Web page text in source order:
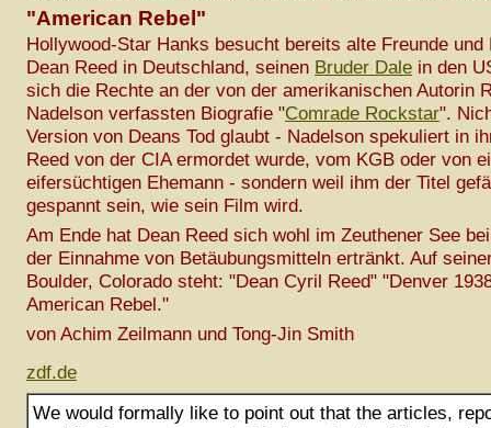
"American Rebel"
Hollywood-Star Hanks besucht bereits alte Freunde und
Dean Reed in Deutschland, seinen Bruder Dale in den
sich die Rechte an der von der amerikanischen Autorin
Nadelson verfassten Biografie "Comrade Rockstar".
Version von Deans Tod glaubt - Nadelson spekuliert in
Reed von der CIA ermordet wurde, vom KGB oder von
eifersüchtigen Ehemann - sondern weil ihm der Titel
gespannt sein, wie sein Film wird.
Am Ende hat Dean Reed sich wohl im Zeuthener See
der Einnahme von Betäubungsmitteln ertränkt. Auf
Boulder, Colorado steht: "Dean Cyril Reed" "Denver
American Rebel."
von Achim Zeilmann und Tong-Jin Smith
zdf.de
We would formally like to point out that the articles,